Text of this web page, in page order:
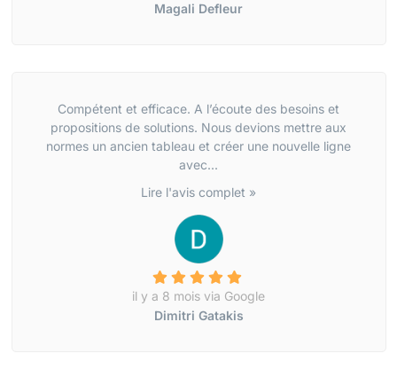
Magali Defleur
Compétent et efficace. A l’écoute des besoins et
propositions de solutions. Nous devions mettre aux
normes un ancien tableau et créer une nouvelle ligne
avec...
Lire l'avis complet »
il y a 8 mois via Google
Dimitri Gatakis